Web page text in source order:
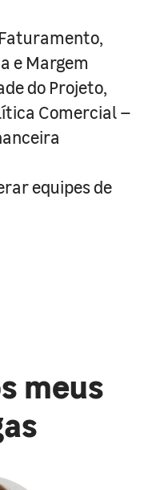
e Margem
do Projeto,
Comercial –
equipes de
meus